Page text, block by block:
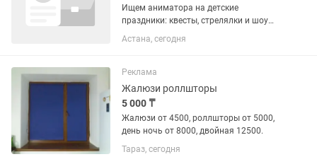
Ищем аниматора на детские
праздники: квесты, стрелялки и шоу
программы Фиксированного графика
нет, выходим на мероприятия по
5000 тг, длительность включая...
Астана, сегодня
Реклама
Жалюзи роллшторы
5 000 ₸
Жалюзи от 4500, роллшторы от 5000,
день ночь от 8000, двойная 12500.
Тараз, сегодня